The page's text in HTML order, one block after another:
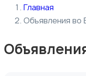
Главная
Объявления во